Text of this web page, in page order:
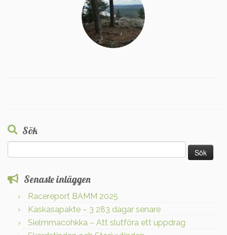
Sök
efter:
Senaste inläggen
Racereport BAMM 2025
Kaskasapakte – 3 283 dagar senare
Sielmmacohkka – Att slutföra ett uppdrag